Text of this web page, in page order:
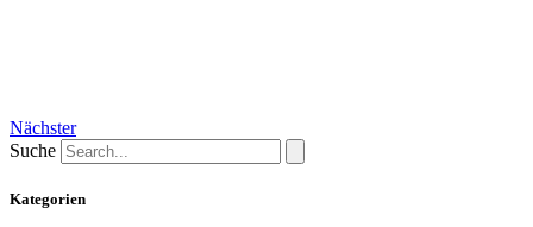
Nächster
Suche
Kategorien